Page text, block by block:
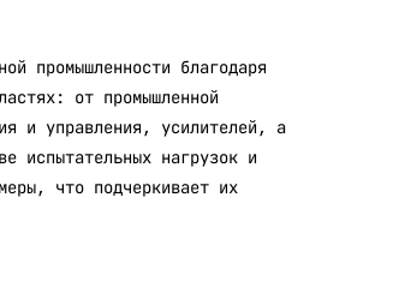
промышленности благодаря
от промышленной
и управления, усилителей, а
испытательных нагрузок и
что подчеркивает их